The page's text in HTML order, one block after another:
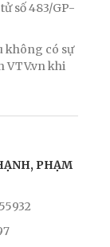
số 483/GP-
không có sự
VTV.vn khi
PHẠM